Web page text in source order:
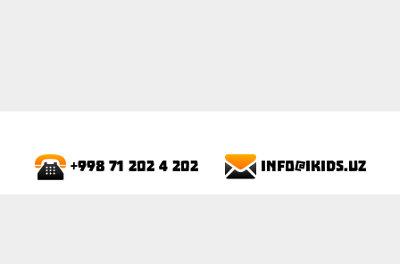
+998 71 202 4 202 info@ikids.uz